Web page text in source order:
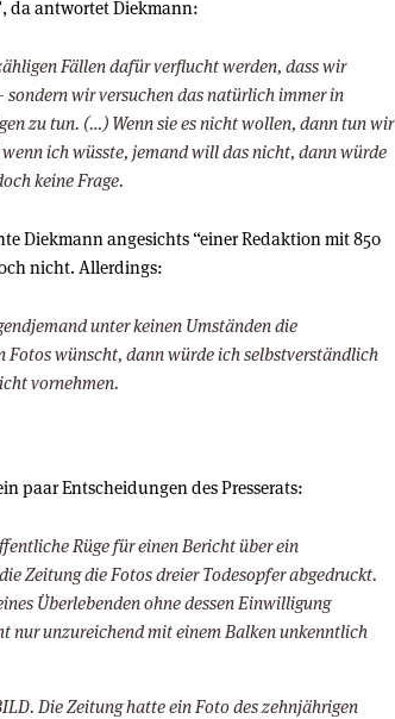
da antwortet Diekmann:
Fällen dafür verflucht werden, dass wir
wir versuchen das natürlich immer in
zu tun. (…) Wenn sie es nicht wollen, dann tun wir
ich wüsste, jemand will das nicht, dann würde
keine Frage.
Diekmann angesichts “einer Redaktion mit 850
nicht. Allerdings:
unter keinen Umständen die
Fotos wünscht, dann würde ich selbstverständlich
vornehmen.
paar Entscheidungen des Presserats:
Rüge für einen Bericht über ein
Zeitung die Fotos dreier Todesopfer abgedruckt.
Überlebenden ohne dessen Einwilligung
nur unzureichend mit einem Balken unkenntlich
Die Zeitung hatte ein Foto des zehnjährigen